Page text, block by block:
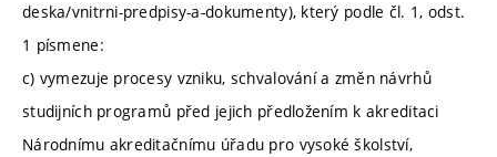
deska/vnitrni-predpisy-a-dokumenty), který podle čl. 1, odst.
1 písmene:
c) vymezuje procesy vzniku, schvalování a změn návrhů
studijních programů před jejich předložením k akreditaci
Národnímu akreditačnímu úřadu pro vysoké školství,